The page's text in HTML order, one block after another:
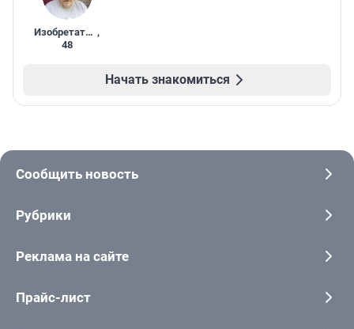
Изобретатель ,
48
Начать знакомиться
Сообщить новость
Рубрики
Реклама на сайте
Прайс-лист